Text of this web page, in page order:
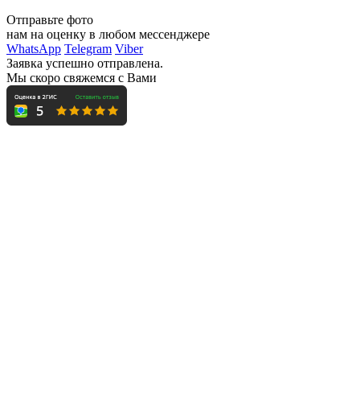
Отправьте фото
нам на оценку в любом мессенджере
WhatsApp Telegram Viber
Заявка успешно отправлена.
Мы скоро свяжемся с Вами